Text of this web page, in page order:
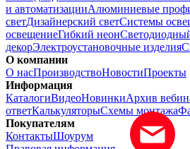
и автоматизацииАлюминиевые
светДизайнерский светСистемы
освещениеГибкий неон
декорЭлектроустановочные изделия
О компании
О насПроизводствоНовостиПроекты
Информация
КаталогиВидеоНовинкиАрхив
ответКалькуляторыСхемы монтажа
Покупателям
КонтактыШоурум